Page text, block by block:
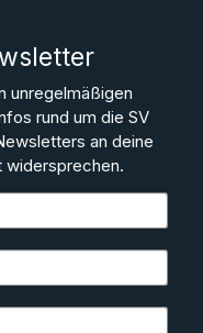
unregelmäßigen
rund um die SV
an deine
widersprechen.